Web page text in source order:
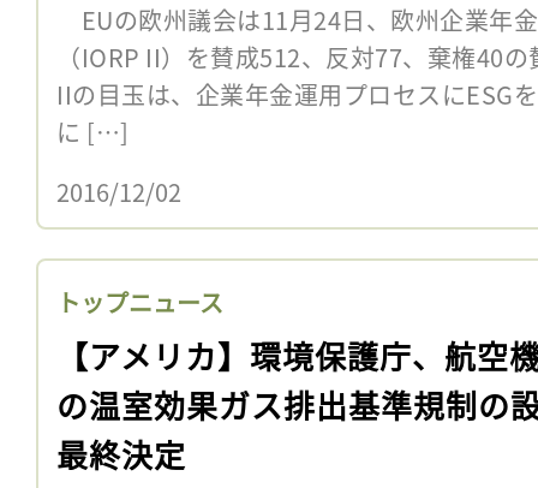
EUの欧州議会は11月24日、欧州企業年
（IORP II）を賛成512、反対77、棄権40
IIの目玉は、企業年金運用プロセスにESG
に […]
2016/12/02
トップニュース
【アメリカ】環境保護庁、航空
の温室効果ガス排出基準規制の
最終決定